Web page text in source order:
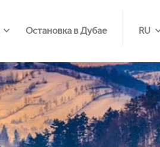
Остановка в Дубае RU